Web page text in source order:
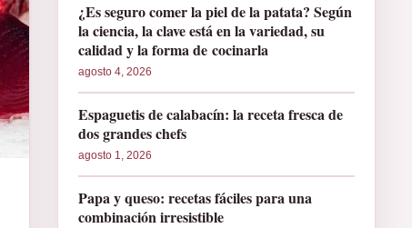
¿Es seguro comer la piel de la patata? Según
la ciencia, la clave está en la variedad, su
calidad y la forma de cocinarla
agosto 4, 2026
Espaguetis de calabacín: la receta fresca de
dos grandes chefs
agosto 1, 2026
Papa y queso: recetas fáciles para una
combinación irresistible